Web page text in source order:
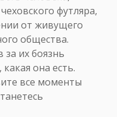
футляра,
от живущего
общества.
за их боязнь
она есть.
все моменты